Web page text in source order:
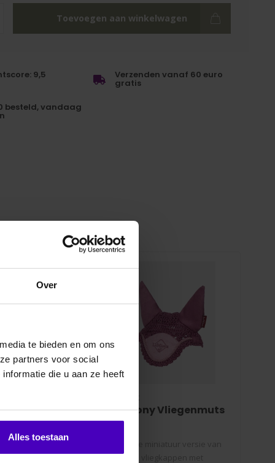
Over
te bieden en om ons
partners voor social
die u aan ze heeft
Alles toestaan
Toevoegen aan winkelwagen
9,5 Verzenden vanaf 60 euro
gratis
besteld, vandaag
Zadeldek
replica van
zadeldek.
Toy Pony Vliegenmuts
de grote vliegkappen met